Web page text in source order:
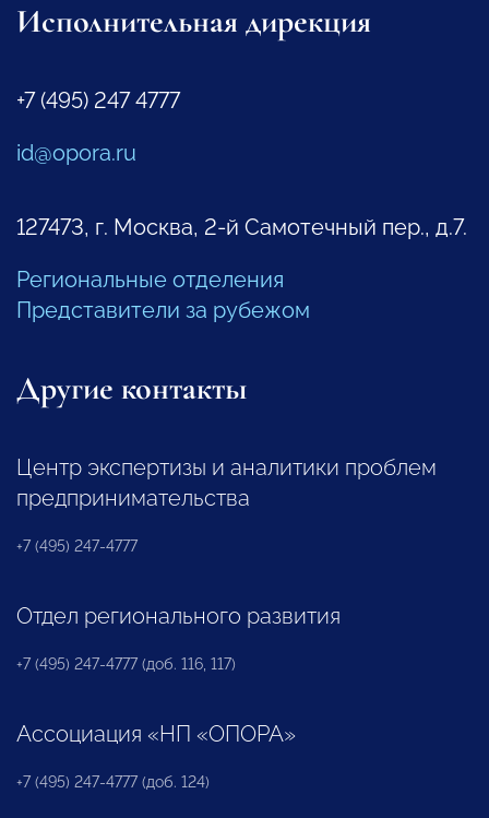
Исполнительная дирекция
+7 (495) 247 4777
id@opora.ru
127473, г. Москва, 2-й Самотечный пер., д.7.
Региональные отделения
Представители за рубежом
Другие контакты
Центр экспертизы и аналитики проблем
предпринимательства
+7 (495) 247-4777
Отдел регионального развития
+7 (495) 247-4777 (доб. 116, 117)
Ассоциация «НП «ОПОРА»
+7 (495) 247-4777 (доб. 124)